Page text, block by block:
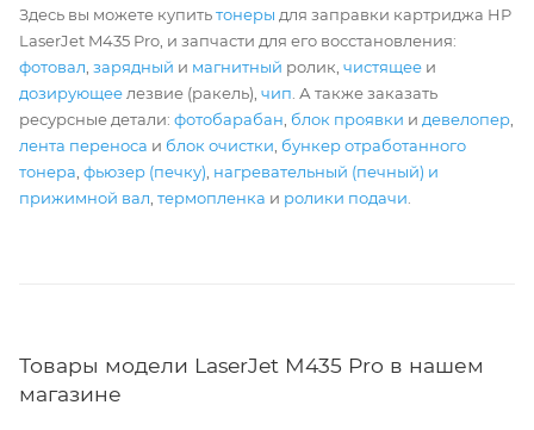
Здесь вы можете купитьтонеры для заправки картриджа HP
LaserJet M435 Pro, и запчасти для его восстановления:
фотовал зарядный и магнитный ролик, чистящее и
дозирующее лезвие (ракель), чип . А также заказать
ресурсные детали: фотобарабан блок проявки и девелопер
лента переноса и блок очистки бункер отработанного
тонера фьюзер (печку) нагревательный (печный) и
прижимной вал термопленка и ролики подачи
Товары модели LaserJet M435 Pro в нашем
магазине